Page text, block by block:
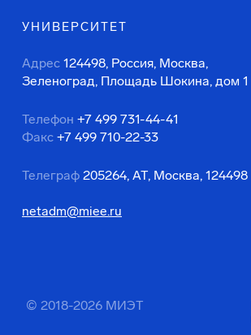
УНИВЕРСИТЕТ
Адрес 124498, Россия, Москва,
Зеленоград, Площадь Шокина, дом 1
Телефон +7 499 731-44-41
Факс +7 499 710-22-33
Телеграф 205264, АТ, Москва, 124498
netadm@miee.ru
© 2018-2026 МИЭТ